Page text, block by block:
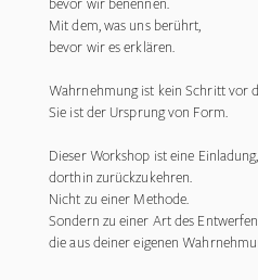
bevor wir benennen.
Mit dem, was uns berührt,
bevor wir es erklären.
Wahrnehmung ist kein Schritt vor
Sie ist der Ursprung von Form.
Dieser Workshop ist eine Einladung,
dorthin zurückzukehren.
Nicht zu einer Methode.
Sondern zu einer Art des
die aus deiner eigenen